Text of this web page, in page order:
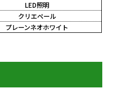
LED照明
クリエペール
プレーンネオホワイト